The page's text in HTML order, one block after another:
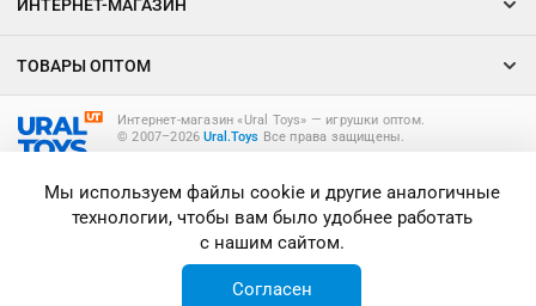
Интернет-магазин «Ural Toys» ― игрушки оптом.
© 2007–2026Ural.Toys Все права защищены.
ИНТЕРНЕТ-МАГАЗИН
ТОВАРЫ ОПТОМ
Мы используем файлы cookie и другие аналогичные
технологии, чтобы вам было удобнее работать
с нашим сайтом.
Согласен